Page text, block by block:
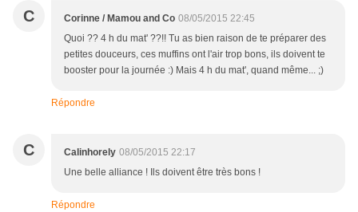
C Corinne / Mamou and Co 08/05/2015 22:45
Quoi ?? 4 h du mat' ??!! Tu as bien raison de te préparer des
petites douceurs, ces muffins ont l'air trop bons, ils doivent te
booster pour la journée :) Mais 4 h du mat', quand même... ;)
Répondre
C Calinhorely 08/05/2015 22:17
Une belle alliance ! Ils doivent être très bons !
Répondre